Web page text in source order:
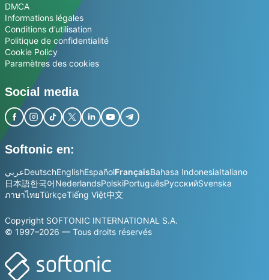
DMCA
Informations légales
Conditions d’utilisation
Politique de confidentialité
Cookie Policy
Paramètres des cookies
Social media
Softonic en:
عربيDeutschEnglishEspañolFrançaisBahasa IndonesiaItaliano
日本語한국어NederlandsPolskiPortuguêsРусскийSvenska
ภาษาไทยTürkçeTiếng Việt中文
Copyright SOFTONIC INTERNATIONAL S.A.
© 1997–2026 — Tous droits réservés